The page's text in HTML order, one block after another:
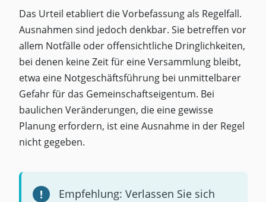
Das Urteil etabliert die Vorbefassung als Regelfall.
Ausnahmen sind jedoch denkbar. Sie betreffen vor
allem Notfälle oder offensichtliche Dringlichkeiten,
bei denen keine Zeit für eine Versammlung bleibt,
etwa eine Notgeschäftsführung bei unmittelbarer
Gefahr für das Gemeinschaftseigentum. Bei
baulichen Veränderungen, die eine gewisse
Planung erfordern, ist eine Ausnahme in der Regel
nicht gegeben.
Empfehlung: Verlassen Sie sich